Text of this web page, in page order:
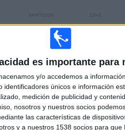
es importante para
y/o accedemos a
identificadores únicos e información
medición de publicidad y
nosotros y nuestros socios
las características de
y a nuestros 1538 socios para
DÍAS
1438
PARTIDOS
0
CONSECUTIVOS
DE PAGO
MÁXIMO
2
TOTAL
1